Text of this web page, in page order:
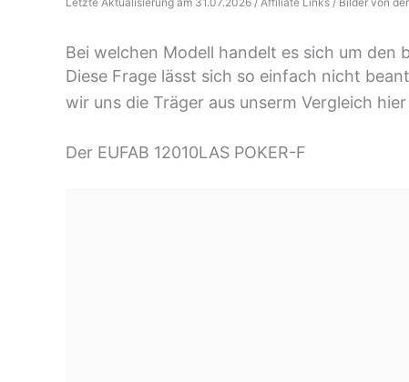
Bei welchen Modell handelt es sich um den
Diese Frage lässt sich so einfach nicht
wir uns die Träger aus unserm Vergleich
Der EUFAB 12010LAS POKER-F